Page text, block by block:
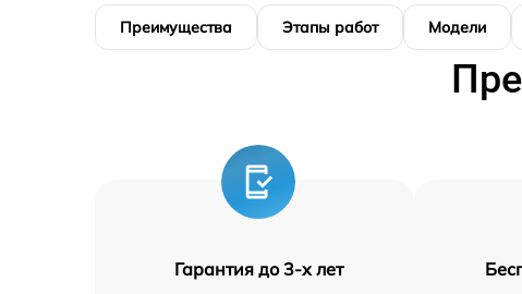
Преимущества Этапы работ Модели
Гарантия до 3-х лет